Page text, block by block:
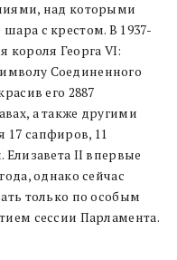
над которыми
с крестом. В 1937-
короля Георга VI:
Соединенного
его 2887
а также другими
сапфиров, 11
II впервые
однако сейчас
только по особым
сессии Парламента.